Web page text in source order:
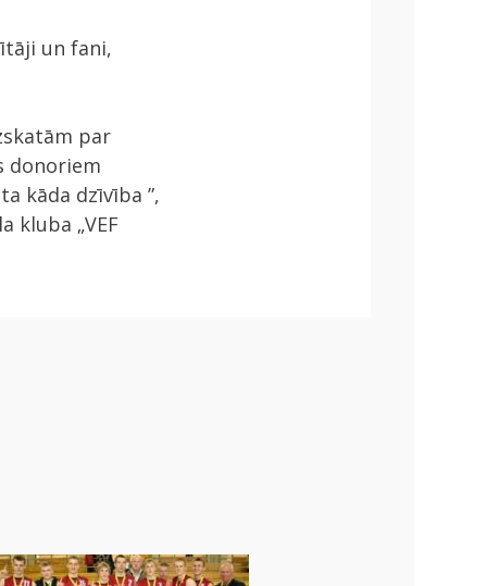
un fani,
par
donoriem
kāda dzīvība ”,
kluba „VEF